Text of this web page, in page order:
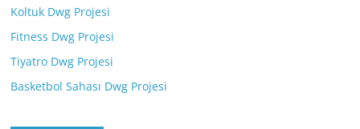
Koltuk Dwg Projesi
Fitness Dwg Projesi
Tiyatro Dwg Projesi
Basketbol Sahası Dwg Projesi